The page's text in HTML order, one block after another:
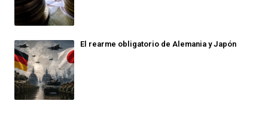
El rearme obligatorio de Alemania y Japón